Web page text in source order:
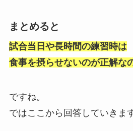
まとめると
試合当日や長時間の練習時は
食事を摂らせないのが正解な
ですね。
ではここから回答していきま